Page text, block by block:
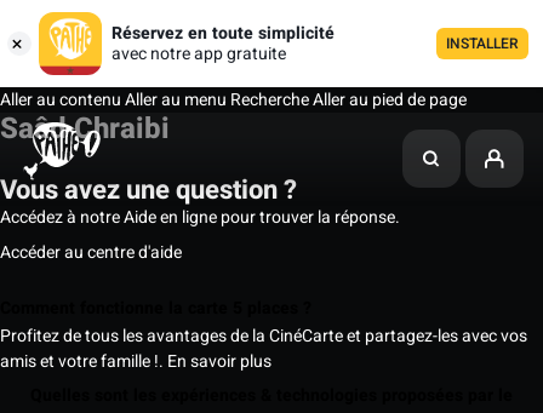
Réservez en toute simplicité
avec notre app gratuite
INSTALLER
Aller au contenuAller au menu RechercheAller au pied de page
Saâd Chraibi
Vous avez une question ?
Accédez à notre Aide en ligne pour trouver la réponse.
Accéder au centre d'aide
Profitez de tous les avantages de la CinéCarte et partagez-les avec vos
amis et votre famille !. En savoir plus